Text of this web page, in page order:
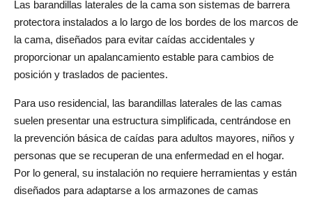
Las barandillas laterales de la cama son sistemas de barrera
protectora instalados a lo largo de los bordes de los marcos de
la cama, diseñados para evitar caídas accidentales y
proporcionar un apalancamiento estable para cambios de
posición y traslados de pacientes.
Para uso residencial, las barandillas laterales de las camas
suelen presentar una estructura simplificada, centrándose en
la prevención básica de caídas para adultos mayores, niños y
personas que se recuperan de una enfermedad en el hogar.
Por lo general, su instalación no requiere herramientas y están
diseñados para adaptarse a los armazones de camas